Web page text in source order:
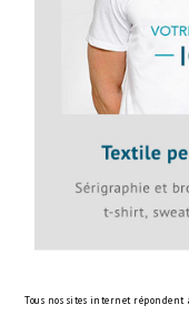
Tous nos sites internet